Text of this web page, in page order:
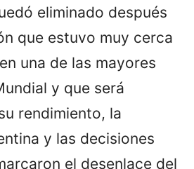
eliminado después
que estuvo muy cerca
una de las mayores
y que será
rendimiento, la
y las decisiones
el desenlace del